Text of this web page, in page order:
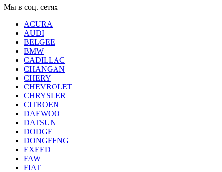
Мы в соц. сетях
ACURA
AUDI
BELGEE
BMW
CADILLAC
CHANGAN
CHERY
CHEVROLET
CHRYSLER
CITROEN
DAEWOO
DATSUN
DODGE
DONGFENG
EXEED
FAW
FIAT